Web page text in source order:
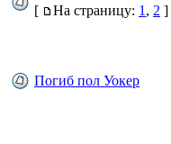
[
На страницу: 1 , 2 ]
Погиб пол Уокер